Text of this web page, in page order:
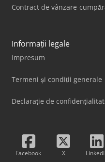
Contract de vânzare-
Informații legale
Impresum
Termeni și condiții generale
Declarație de
Facebook X